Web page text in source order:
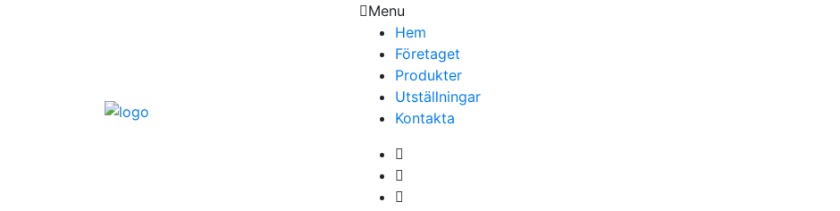
Menu
Hem
Företaget
Produkter
Utställningar
Kontakta